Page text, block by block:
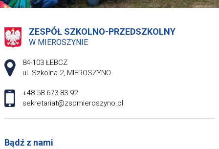
ZESPÓŁ SZKOLNO-PRZEDSZKOLNY
W MIEROSZYNIE
Adres pocztowy:
84-103 ŁEBCZ
ul. Szkolna 2, MIEROSZYNO
+48 58 673 83 92
sekretariat@zspmieroszyno.pl
Bądź z nami